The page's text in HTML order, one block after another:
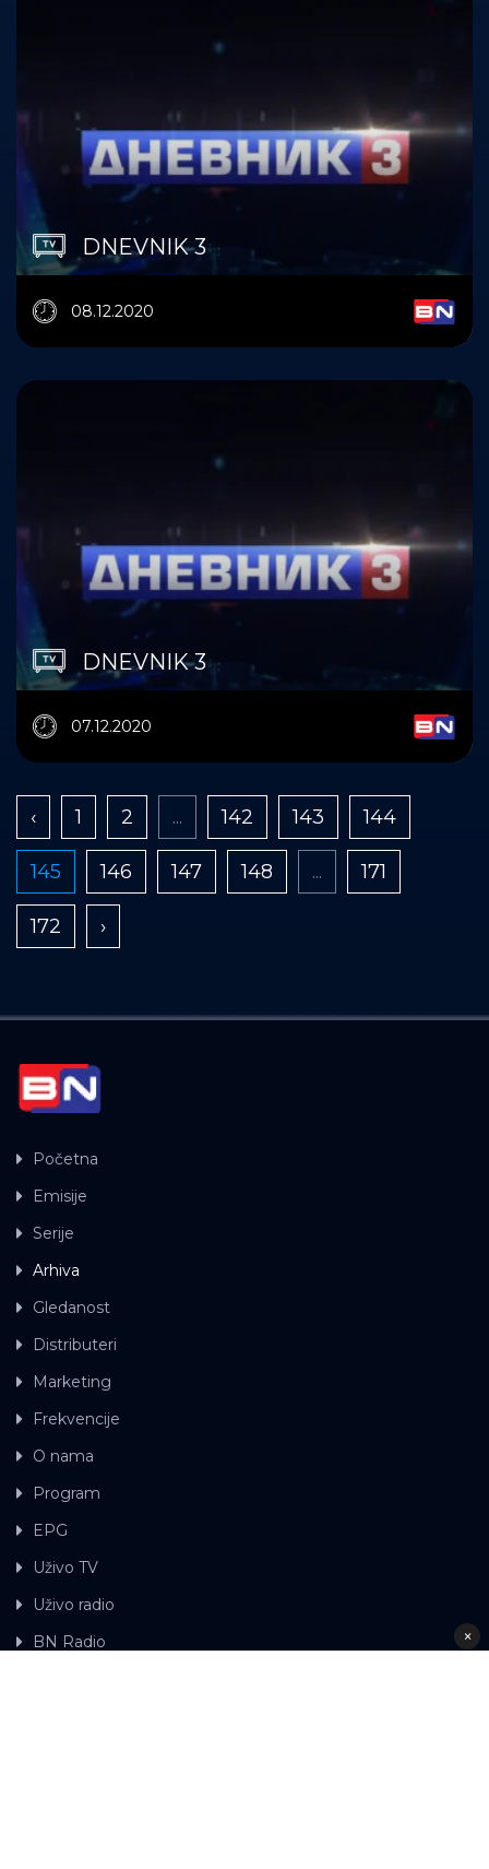
DNEVNIK 3
08.12.2020
DNEVNIK 3
07.12.2020
‹ 1 2 ... 142 143 144
145 146 147 148 ... 171
172 ›
Početna
Emisije
Serije
Arhiva
Gledanost
Distributeri
Marketing
Frekvencije
O nama
Program
EPG
Uživo TV
Uživo radio
BN Radio
×